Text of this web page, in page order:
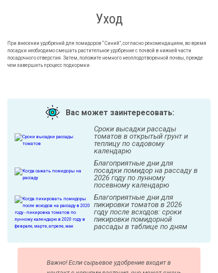
Уход
При внесении удобрений для помидоров “Синий”, согласно рекомендациям, во время
посадки необходимо смешать растительное удобрение с почвой в нижней части
посадочного отверстия. Затем, положите немного неоплодотворенной почвы, прежде
чем завершить процесс подкормки.
Вас может заинтересовать:
Сроки высадки рассады
томатов в открытый грунт и
теплицу по садовому
календарю
Благоприятные дни для
посадки помидор на рассаду в
2026 году по лунному
посевному календарю
Благоприятные дни для
пикировки томатов в 2026
году после всходов: сроки
пикировки помидорной
рассады в таблице по дням
Важно! Если сырьевое удобрение входит в